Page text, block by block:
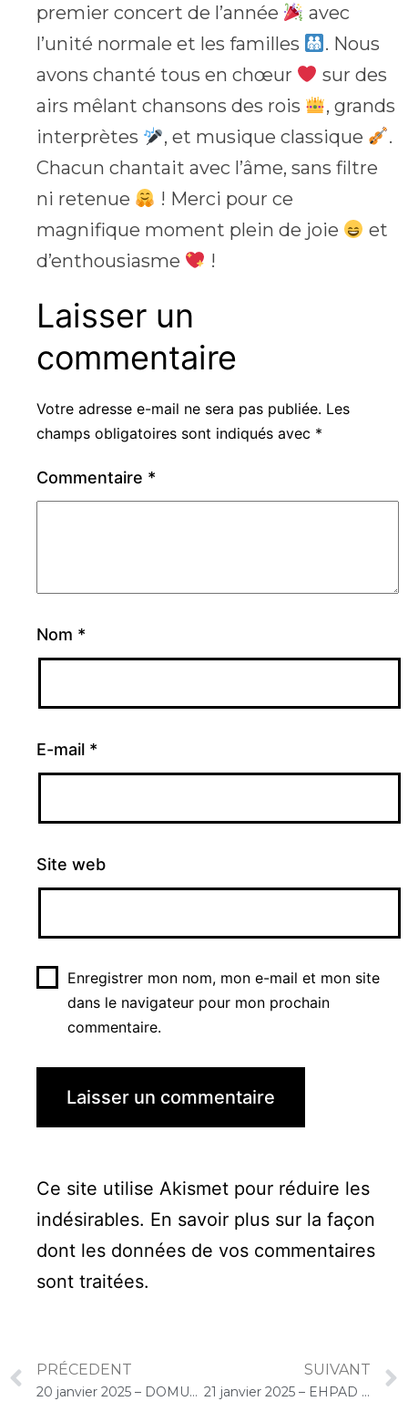
premier concert de l’année
avec
l’unité normale et les familles
. Nous
avons chanté tous en chœur
sur des
airs mêlant chansons des rois
, grands
interprètes
, et musique classique
.
Chacun chantait avec l’âme, sans filtre
ni retenue
! Merci pour ce
magnifique moment plein de joie
et
d’enthousiasme
!
Laisser un
commentaire
Votre adresse e-mail ne sera pas publiée. Les
champs obligatoires sont indiqués avec *
Commentaire *
Nom *
E-mail *
Site web
Enregistrer mon nom, mon e-mail et mon site
dans le navigateur pour mon prochain
commentaire.
Ce site utilise Akismet pour réduire les
indésirables. En savoir plus sur la façon
dont les données de vos commentaires
sont traitées.
PRÉCEDENT
20 janvier 2025 – DOMUSVI Les Templitudes « Parc Clause » (Brétigny-sur-Orge) : Atelier « Chantons Ensemble »
SUIVANT
21 janvier 2025 – EHPAD Résidence Sofia (Yerres) : Concert « Choco-Cello Solo »